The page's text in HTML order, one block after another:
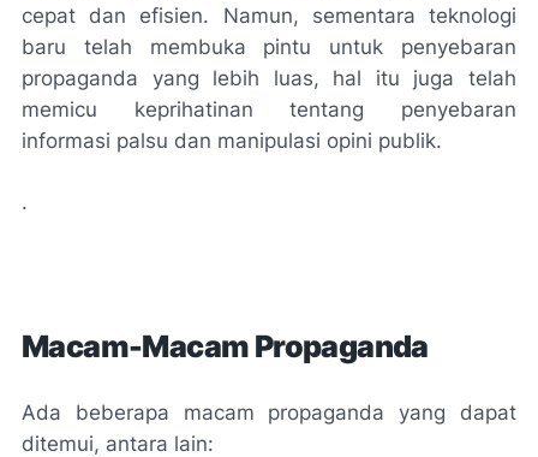
cepat dan efisien. Namun, sementara teknologi
baru telah membuka pintu untuk penyebaran
propaganda yang lebih luas, hal itu juga telah
memicu keprihatinan tentang penyebaran
informasi palsu dan manipulasi opini publik.
.
Macam-Macam Propaganda
Ada beberapa macam propaganda yang dapat
ditemui, antara lain: